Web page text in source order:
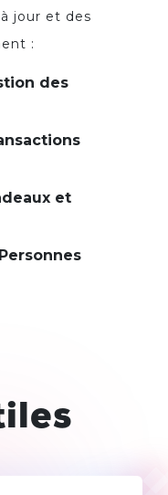
jour et des
:
des
et